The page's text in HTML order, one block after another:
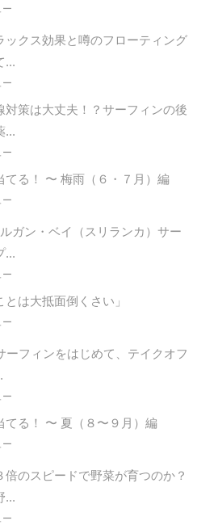
ー
ックス効果と噂のフローティング
...
ー
対策は大丈夫！？サーフィンの後
...
ー
てる！ 〜 梅雨（６・７月）編
ー
ガン・ベイ（スリランカ）サー
...
ー
とは大抵面倒くさい」
ー
ーフィンをはじめて、テイクオフ
ー
てる！ 〜 夏（８〜９月）編
ー
倍のスピードで野菜が育つのか？
...
ー